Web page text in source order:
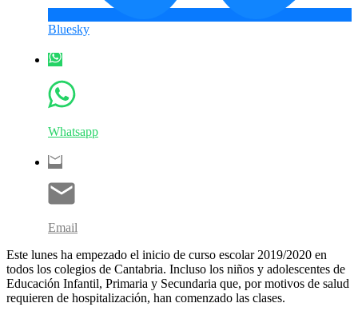
Bluesky
Whatsapp
Email
Este lunes ha empezado el inicio de curso escolar 2019/2020 en
todos los colegios de Cantabria. Incluso los niños y adolescentes de
Educación Infantil, Primaria y Secundaria que, por motivos de salud
requieren de hospitalización, han comenzado las clases.